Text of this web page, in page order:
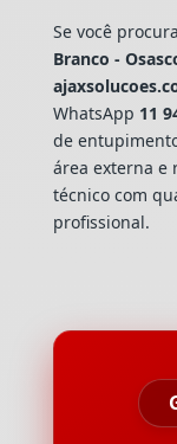
Se você
Branco -
WhatsApp 11
de
área externa e
técnico com
profissional.